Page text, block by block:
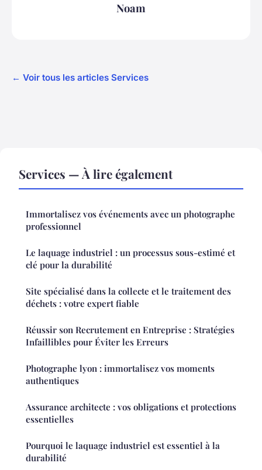
Noam
← Voir tous les articles Services
Services — À lire également
Immortalisez vos événements avec un photographe
professionnel
Le laquage industriel : un processus sous-estimé et
clé pour la durabilité
Site spécialisé dans la collecte et le traitement des
déchets : votre expert fiable
Réussir son Recrutement en Entreprise : Stratégies
Infaillibles pour Éviter les Erreurs
Photographe lyon : immortalisez vos moments
authentiques
Assurance architecte : vos obligations et protections
essentielles
Pourquoi le laquage industriel est essentiel à la
durabilité